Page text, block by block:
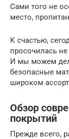
Сами того не
место,
К счастью,
просочилась
И мы можем
безопасные
широком
Обзор
покрытий
Прежде всего,